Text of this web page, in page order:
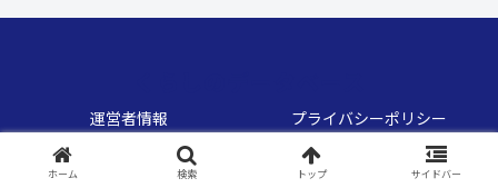
運営者情報
プライバシーポリシー
ホーム 検索 トップ サイドバー